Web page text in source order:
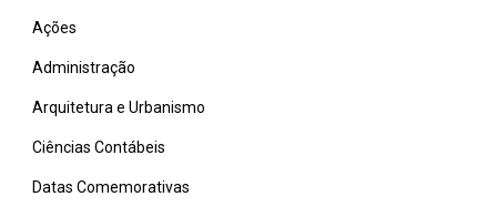
Ações
Administração
Arquitetura e Urbanismo
Ciências Contábeis
Datas Comemorativas